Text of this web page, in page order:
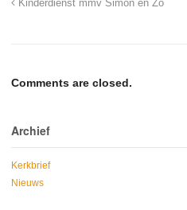
Kinderdienst mmv Simon en Zo
Comments are closed.
Archief
Kerkbrief
Nieuws